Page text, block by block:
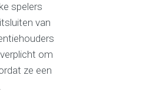
spelers
van
om
ze een